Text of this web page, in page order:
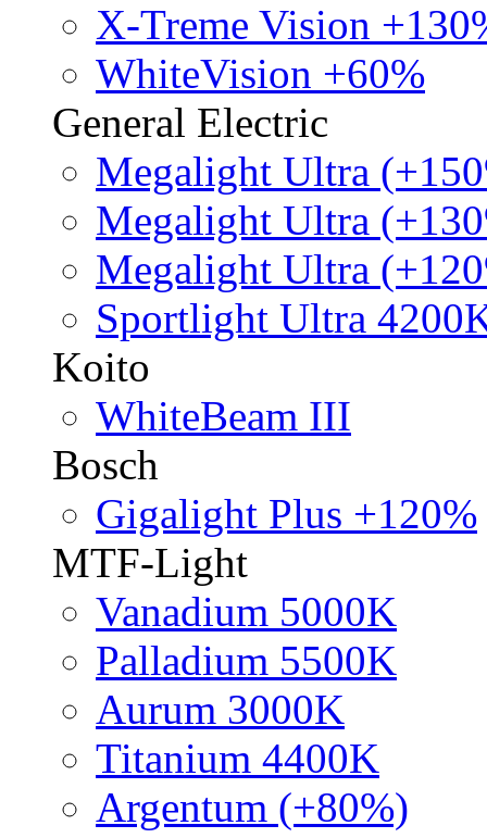
X-Treme Vision
WhiteVision +60%
General Electric
Megalight Ultra
Megalight Ultra
Megalight Ultra
Sportlight Ultra
Koito
WhiteBeam III
Bosch
Gigalight Plus +120%
MTF-Light
Vanadium 5000K
Palladium 5500K
Aurum 3000K
Titanium 4400K
Argentum (+80%)